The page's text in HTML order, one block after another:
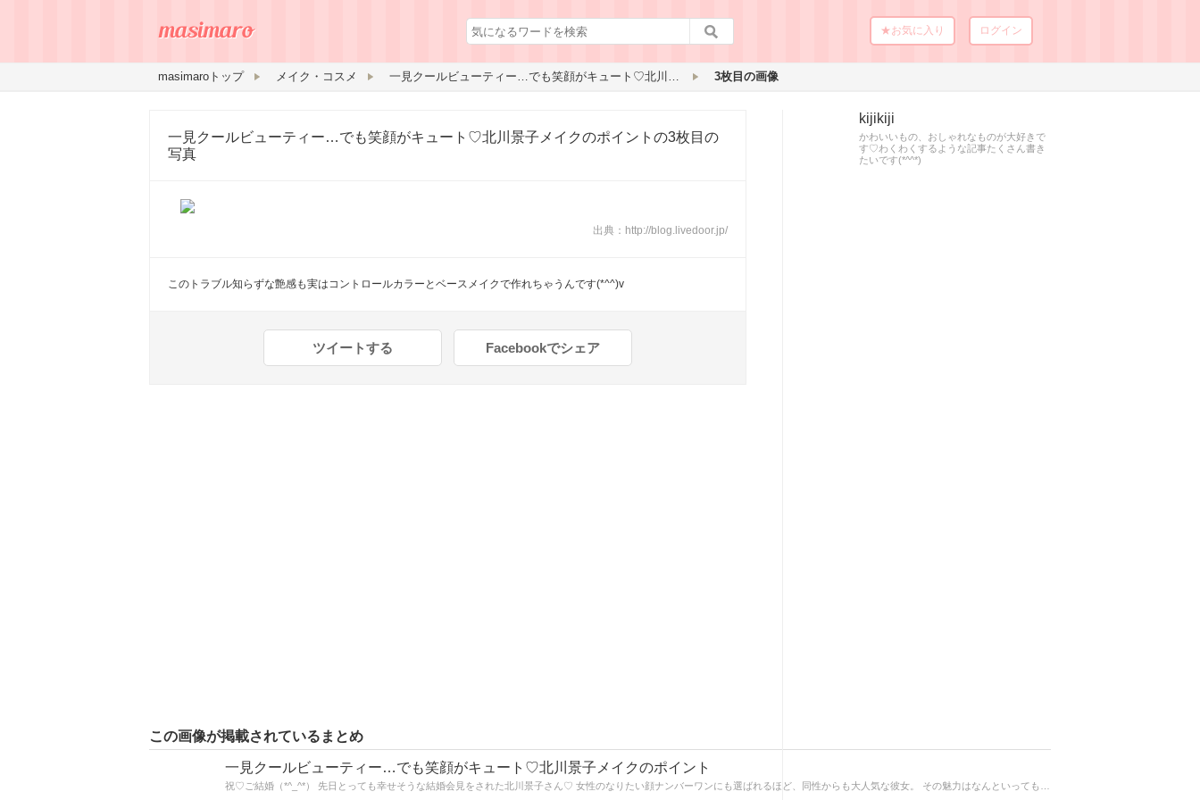
★お気に入り ログイン
masimaroトップ メイク・コスメ 一見クールビューティー…でも笑顔がキュート♡北川景子メイクのポイント 3枚目の画像
一見クールビューティー…でも笑顔がキュート♡北川景子メイクのポイント の3枚目の
写真
出典： http://blog.livedoor.jp/
このトラブル知らずな艶感も実はコントロールカラーとベースメイクで作れちゃうんです(*^^)v
ツイートする Facebookでシェア
kijikiji
かわいいもの、おしゃれなものが大好きで
す♡わくわくするような記事たくさん書き
たいです(*^^*)
この画像が掲載されているまとめ
一見クールビューティー…でも笑顔がキュート♡北川景子メイクのポイント